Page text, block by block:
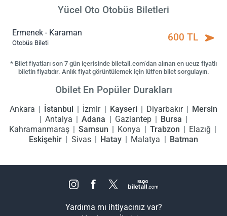
Yücel Oto Otobüs Biletleri
Ermenek - Karaman
Otobüs Bileti 600 TL
* Bilet fiyatları son 7 gün içerisinde biletall.com’dan alınan en ucuz fiyatlı
biletin fiyatıdır. Anlık fiyat görüntülemek için lütfen bilet sorgulayın.
Obilet En Popüler Durakları
Ankara İstanbul İzmir Kayseri Diyarbakır
Mersin
Antalya
Adana Gaziantep
Bursa
Kahramanmaraş
Samsun Konya Trabzon
Elazığ
Eskişehir
Sivas Hatay Malatya Batman
Yardıma mı ihtiyacınız var?